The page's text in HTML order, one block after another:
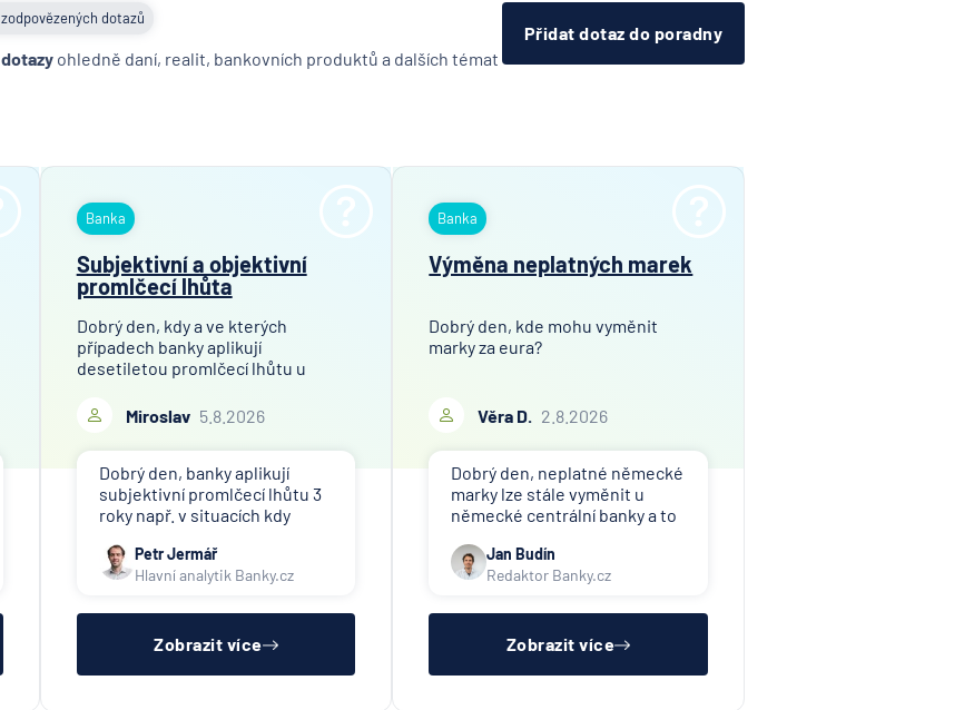
zodpovězených dotazů
ohledně daní, realit, bankovních produktů a dalších témat
Přidat dotaz do poradny
Banka
Subjektivní a objektivní
promlčecí lhůta
Dobrý den, kdy a ve kterých
případech banky aplikují
desetiletou promlčecí lhůtu u
Miroslav 5.8.2026
Dobrý den, banky aplikují
subjektivní promlčecí lhůtu 3
roky např. v situacích kdy
klienty k výběru peněz.
Objektivní promlčecí lhůta 10
anonymních vkladních knížek.
Petr Jermář
Hlavní analytik Banky.cz
Zobrazit více
Banka
Výměna neplatných marek
Dobrý den, kde mohu vyměnit
marky za eura?
Věra D. 2.8.2026
Dobrý den, neplatné německé
marky lze stále vyměnit u
německé centrální banky a to
Marky přestaly platit již v roce
2002, výměnu doporučuji dále
Jan Budín
Redaktor Banky.cz
Zobrazit více